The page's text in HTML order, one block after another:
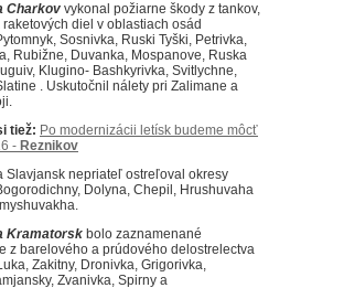
Charkov vykonal požiarne škody z tankov,
diel v oblastiach osád
Sosnivka, Ruski Tyški, Petrivka,
Rubižne, Duvanka, Mospanove, Ruska
Klugino- Bashkyrivka, Svitlychne,
. Uskutočnil nálety pri Zalimane a
tiež: Po modernizácii letísk budeme môcť
- Reznikov
Slavjansk nepriateľ ostreľoval okresy
Dolyna, Chepil, Hrushuvaha
Kramatorsk bolo zaznamenané
z barelového a prúdového delostrelectva
Zakitny, Dronivka, Grigorivka,
Zvanivka, Spirny a